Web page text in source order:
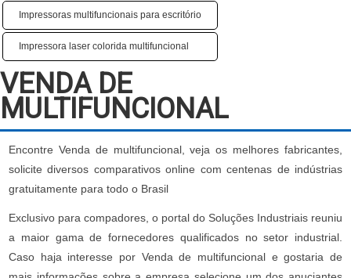
Impressoras multifuncionais para escritório
Impressora laser colorida multifuncional
VENDA DE
MULTIFUNCIONAL
Encontre Venda de multifuncional, veja os melhores fabricantes,
solicite diversos comparativos online com centenas de indústrias
gratuitamente para todo o Brasil
Exclusivo para compadores, o portal do Soluções Industriais reuniu
a maior gama de fornecedores qualificados no setor industrial.
Caso haja interesse por Venda de multifuncional e gostaria de